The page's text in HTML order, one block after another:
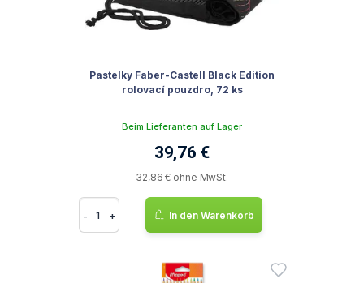
Pastelky Faber-Castell Black Edition
rolovací pouzdro, 72 ks
Beim Lieferanten auf Lager
39,76 €
32,86 € ohne MwSt.
- + In den Warenkorb